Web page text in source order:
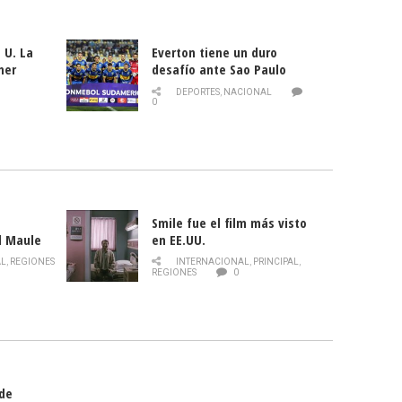
La
Everton tiene un duro
desafío ante Sao Paulo
DEPORTES, NACIONAL
0
Maule
de la
, REGIONES
Smile fue el film más visto
en EE.UU.
INTERNACIONAL, PRINCIPAL,
REGIONES
0